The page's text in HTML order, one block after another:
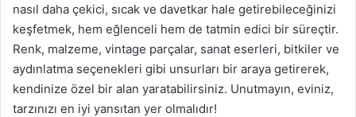
nasıl daha çekici, sıcak ve davetkar hale getirebileceğinizi
keşfetmek, hem eğlenceli hem de tatmin edici bir süreçtir.
Renk, malzeme, vintage parçalar, sanat eserleri, bitkiler ve
aydınlatma seçenekleri gibi unsurları bir araya getirerek,
kendinize özel bir alan yaratabilirsiniz. Unutmayın, eviniz,
tarzınızı en iyi yansıtan yer olmalıdır!